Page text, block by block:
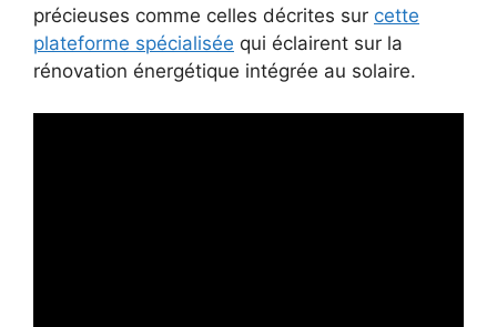
précieuses comme celles décrites sur cette
plateforme spécialisée qui éclairent sur la
rénovation énergétique intégrée au solaire.